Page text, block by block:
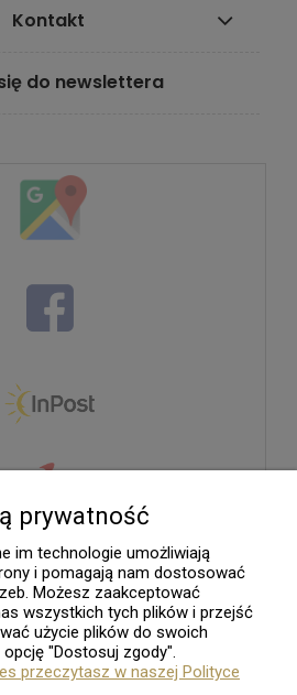
Kontakt
do newslettera
prywatność
im technologie umożliwiają
i pomagają nam dostosować
Możesz zaakceptować
wszystkich tych plików i przejść
użycie plików do swoich
"Dostosuj zgody".
przeczytasz w naszej Polityce